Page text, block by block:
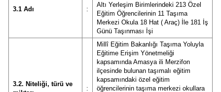
3.1 Adı :
Altı Yerleşim Birimlerindeki 213 Özel
Eğitim Öğrencilerinin 11 Taşıma
Merkezi Okula 18 Hat ( Araç) İle 181 İş
Günü Taşınması İşi
3.2. Niteliği, türü ve
:
Millî Eğitim Bakanlığı Taşıma Yoluyla
Eğitime Erişim Yönetmeliği
kapsamında Amasya ili Merzifon
ilçesinde bulunan taşımalı eğitim
kapsamındaki özel eğitim
öğrencilerinin taşıma merkezi okullara